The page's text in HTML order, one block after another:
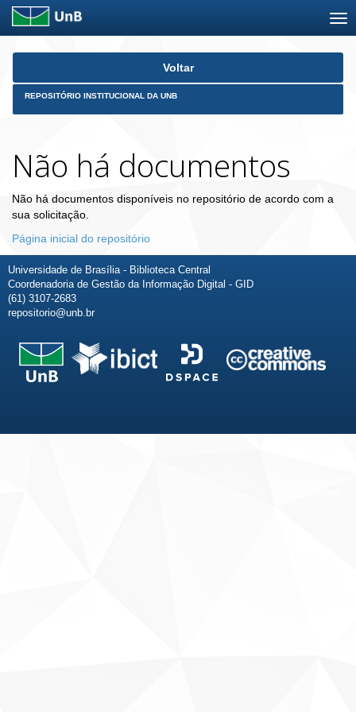
Skip
Voltar
REPOSITÓRIO INSTITUCIONAL DA UNB
Não há documentos
Não há documentos disponíveis no repositório de acordo com a
sua solicitação.
Página inicial do repositório
Universidade de Brasília - Biblioteca Central
Coordenadoria de Gestão da Informação Digital - GID
(61) 3107-2683
repositorio@unb.br